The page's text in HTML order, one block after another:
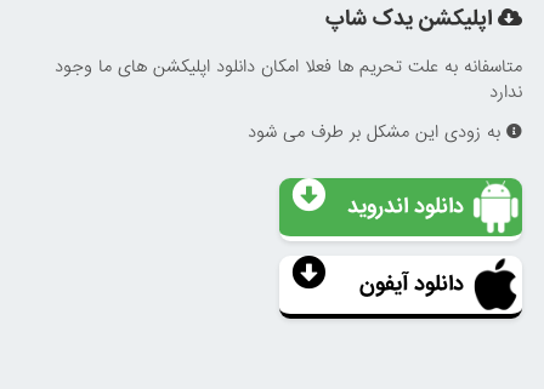
اپلیکشن یدک شاپ
متاسفانه به علت تحریم ها فعلا امکان دانلود اپلیکشن های ما وجود
ندارد
به زودی این مشکل بر طرف می شود
دانلود اندروید
دانلود آیفون